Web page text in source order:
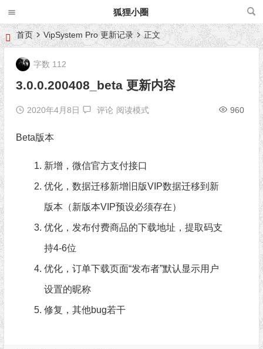
狐狸小圈
首页 VipSystem Pro 更新记录 正文
3.0.0.200408_beta 更新内容
2020年4月8日 评论 960
字数 112
阅读模式
Beta版本
新增，微信官方支付接口
优化，数据迁移新增旧版VIP数据迁移到新
版本（新版本VIP预设必须存在）
优化，发布付费商品的下载地址，提取码支
持4-6位
优化，订单下载页面“发布者”默认显示用户
设置的昵称
修复，其他bug若干